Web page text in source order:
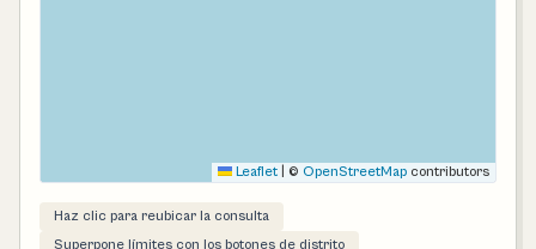
Leaflet © OpenStreetMap contributors
Haz clic para reubicar la consulta
Superpone límites con los botones de distrito